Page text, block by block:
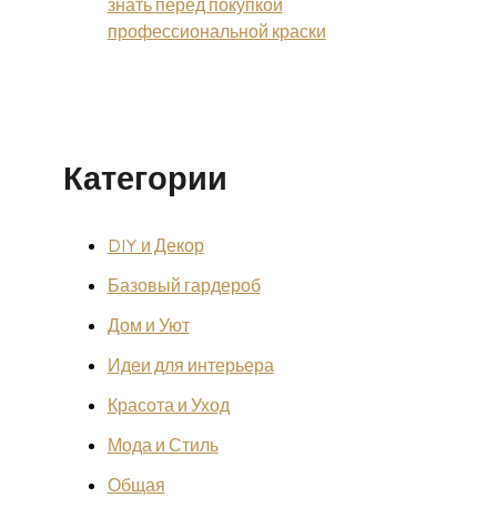
знать перед покупкой
профессиональной краски
Категории
DIY и Декор
Базовый гардероб
Дом и Уют
Идеи для интерьера
Красота и Уход
Мода и Стиль
Общая